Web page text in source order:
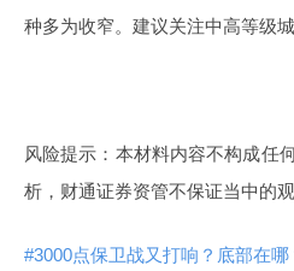
种多为收窄。建议关注中高等级
风险提示：本材料内容不构成任
析，财通证券资管不保证当中的
#3000点保卫战又打响？底部在哪